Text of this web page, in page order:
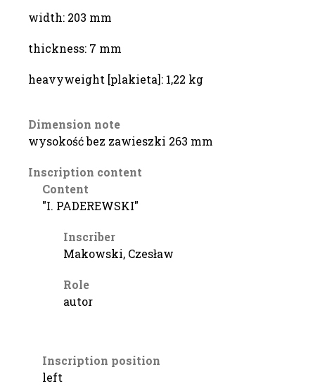
width: 203 mm
thickness: 7 mm
heavyweight [plakieta]: 1,22 kg
Dimension note
wysokość bez zawieszki 263 mm
Inscription content
Content
"I. PADEREWSKI"
Inscriber
Makowski, Czesław
Role
autor
Inscription position
left